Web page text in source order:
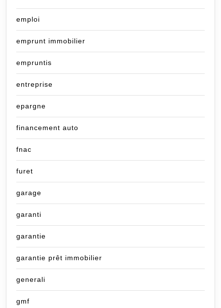
emploi
emprunt immobilier
empruntis
entreprise
epargne
financement auto
fnac
furet
garage
garanti
garantie
garantie prêt immobilier
generali
gmf